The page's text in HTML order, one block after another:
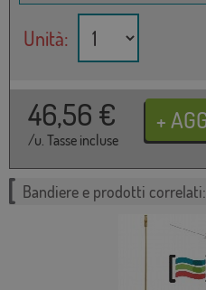
Unità:
46,56 €
/u. Tasse incluse
Bandiere e prodotti correlati: